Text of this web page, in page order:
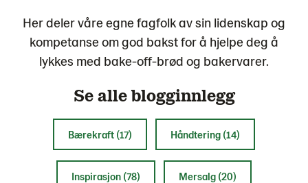
Her deler våre egne fagfolk av sin lidenskap og
kompetanse om god bakst for å hjelpe deg å
lykkes med bake-off-brød og bakervarer.
Se alle blogginnlegg
Bærekraft (17) Håndtering (14)
Inspirasjon (78) Mersalg (20)